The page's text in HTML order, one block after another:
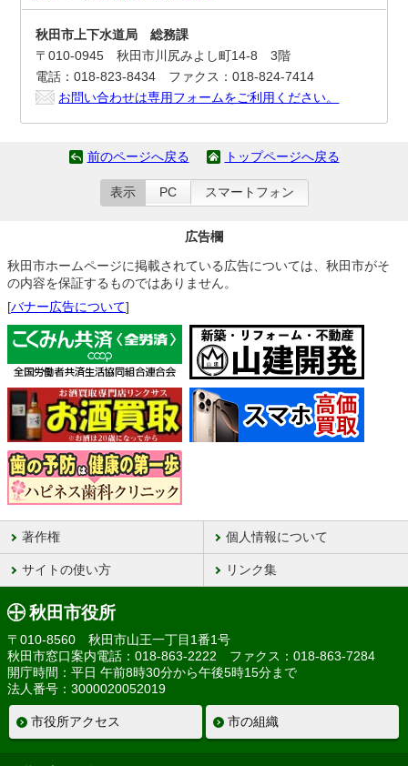
秋田市上下水道局 総務課
〒010-0945 秋田市川尻みよし町14-8 3階
電話：018-823-8434 ファクス：018-824-7414
お問い合わせは専用フォームをご利用ください。
前のページへ戻る トップページへ戻る
表示 PC スマートフォン
広告欄
秋田市ホームページに掲載されている広告については、秋田市がそ
の内容を保証するものではありません。
[バナー広告について]
著作権 個人情報について
サイトの使い方 リンク集
秋田市役所
〒010-8560 秋田市山王一丁目1番1号
秋田市窓口案内電話：018-863-2222 ファクス：018-863-7284
開庁時間：平日 午前8時30分から午後5時15分まで
法人番号：3000020052019
市役所アクセス 市の組織